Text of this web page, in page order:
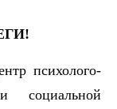
психолого-
социальной